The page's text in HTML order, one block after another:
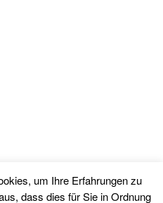
um Ihre Erfahrungen zu
dass dies für Sie in Ordnung